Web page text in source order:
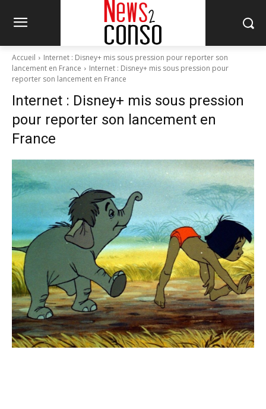
Accueil
Internet : Disney+ mis sous pression pour reporter son
lancement en France
Internet : Disney+ mis sous pression pour
reporter son lancement en France
Internet : Disney+ mis sous pression
pour reporter son lancement en
France